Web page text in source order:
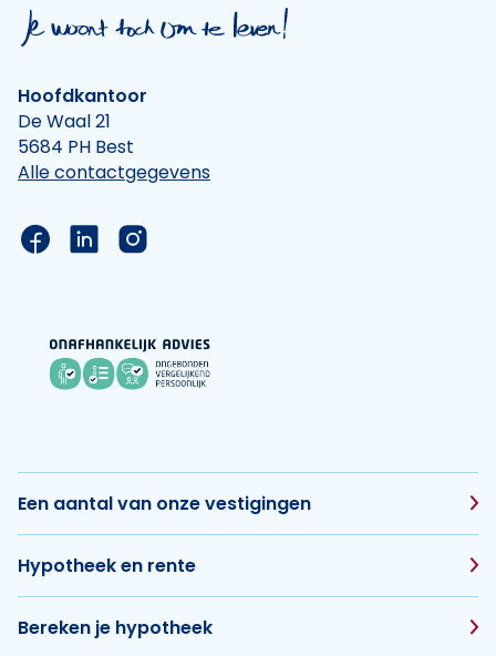
Hoofdkantoor
De Waal 21
5684 PH Best
Alle contactgegevens
Link naar de Facebook pagina van Hypotheek
Link naar de LinkedIn pagina van
Link naar de Instagram pagina van
Een aantal van onze vestigingen
Hypotheek en rente
Bereken je hypotheek